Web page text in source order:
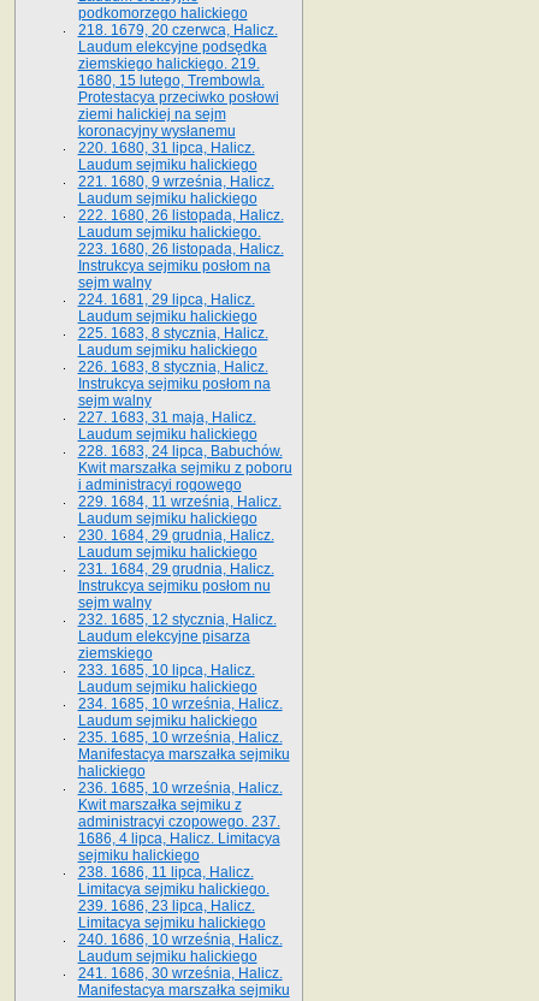
podkomorzego halickiego
218. 1679, 20 czerwca, Halicz.
Laudum elekcyjne podsędka
ziemskiego halickiego. 219.
1680, 15 lutego, Trembowla.
Protestacya przeciwko posłowi
ziemi halickiej na sejm
koronacyjny wysłanemu
220. 1680, 31 lipca, Halicz.
Laudum sejmiku halickiego
221. 1680, 9 września, Halicz.
Laudum sejmiku halickiego
222. 1680, 26 listopada, Halicz.
Laudum sejmiku halickiego.
223. 1680, 26 listopada, Halicz.
Instrukcya sejmiku posłom na
sejm walny
224. 1681, 29 lipca, Halicz.
Laudum sejmiku halickiego
225. 1683, 8 stycznia, Halicz.
Laudum sejmiku halickiego
226. 1683, 8 stycznia, Halicz.
Instrukcya sejmiku posłom na
sejm walny
227. 1683, 31 maja, Halicz.
Laudum sejmiku halickiego
228. 1683, 24 lipca, Babuchów.
Kwit marszałka sejmiku z poboru
i administracyi rogowego
229. 1684, 11 września, Halicz.
Laudum sejmiku halickiego
230. 1684, 29 grudnia, Halicz.
Laudum sejmiku halickiego
231. 1684, 29 grudnia, Halicz.
Instrukcya sejmiku posłom nu
sejm walny
232. 1685, 12 stycznia, Halicz.
Laudum elekcyjne pisarza
ziemskiego
233. 1685, 10 lipca, Halicz.
Laudum sejmiku halickiego
234. 1685, 10 września, Halicz.
Laudum sejmiku halickiego
235. 1685, 10 września, Halicz.
Manifestacya marszałka sejmiku
halickiego
236. 1685, 10 września, Halicz.
Kwit marszałka sejmiku z
administracyi czopowego. 237.
1686, 4 lipca, Halicz. Limitacya
sejmiku halickiego
238. 1686, 11 lipca, Halicz.
Limitacya sejmiku halickiego.
239. 1686, 23 lipca, Halicz.
Limitacya sejmiku halickiego
240. 1686, 10 września, Halicz.
Laudum sejmiku halickiego
241. 1686, 30 września, Halicz.
Manifestacya marszałka sejmiku